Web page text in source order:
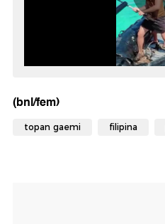
(bnl/fem)
topan gaemi filipina